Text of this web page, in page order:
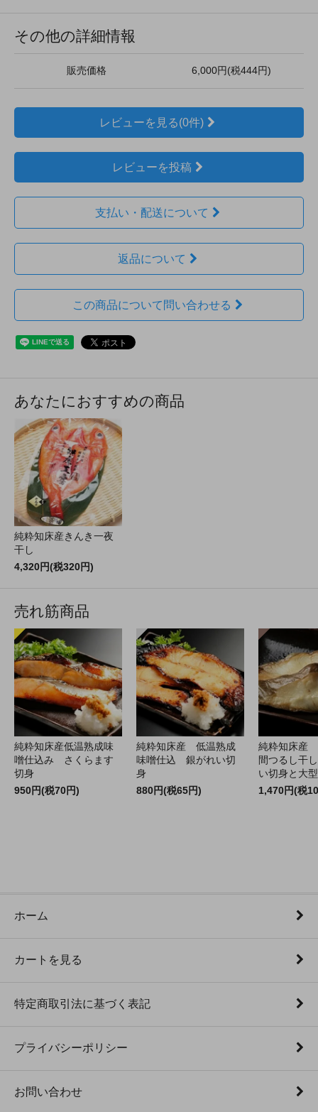
その他の詳細情報
販売価格 6,000円(税444円)
レビューを見る(0件)
レビューを投稿
支払い・配送について
返品について
この商品について問い合わせる
あなたにおすすめの商品
純粋知床産きんき一夜
干し
4,320円(税320円)
売れ筋商品
純粋知床産低温熟成味
噌仕込み さくらます
切身
950円(税70円)
純粋知床産 低温熟成
味噌仕込 銀がれい切
身
880円(税65円)
純粋知床産
間つるし干
い切身と大
1,470円(税
ホーム
カートを見る
特定商取引法に基づく表記
プライバシーポリシー
お問い合わせ